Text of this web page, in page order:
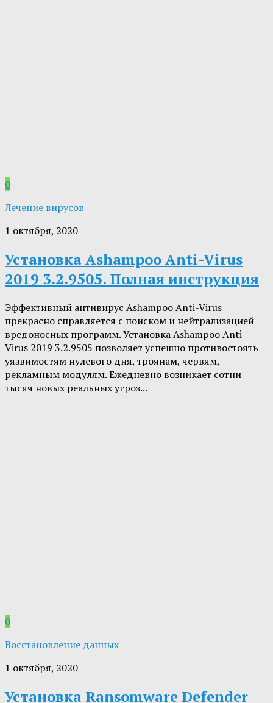
0
Лечение вирусов
1 октября, 2020
Установка Ashampoo Anti-Virus
2019 3.2.9505. Полная инструкция
Эффективный антивирус Ashampoo Anti-Virus
прекрасно справляется с поиском и нейтрализацией
вредоносных программ. Установка Ashampoo Anti-
Virus 2019 3.2.9505 позволяет успешно противостоять
уязвимостям нулевого дня, троянам, червям,
рекламным модулям. Ежедневно возникает сотни
тысяч новых реальных угроз...
0
Восстановление данных
1 октября, 2020
Установка Ransomware Defender